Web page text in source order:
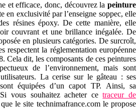
et efficace, donc, découvrez la peinture
en exclusivité par l’enseigne soppec, elle
résines époxy. De cette manière, elle
couvrant et une brillance inégalée. De
en plusieurs catégories. De surcroît,
respectent la réglementation européenne
Cela dit, les composants de ces peintures
de l’environnement, mais sont
La cerise sur le gâteau : ses
équipées d’un capot TP. Ainsi, sa
vous souhaitez acheter cetraceur de
le site technimafrance.com le propose